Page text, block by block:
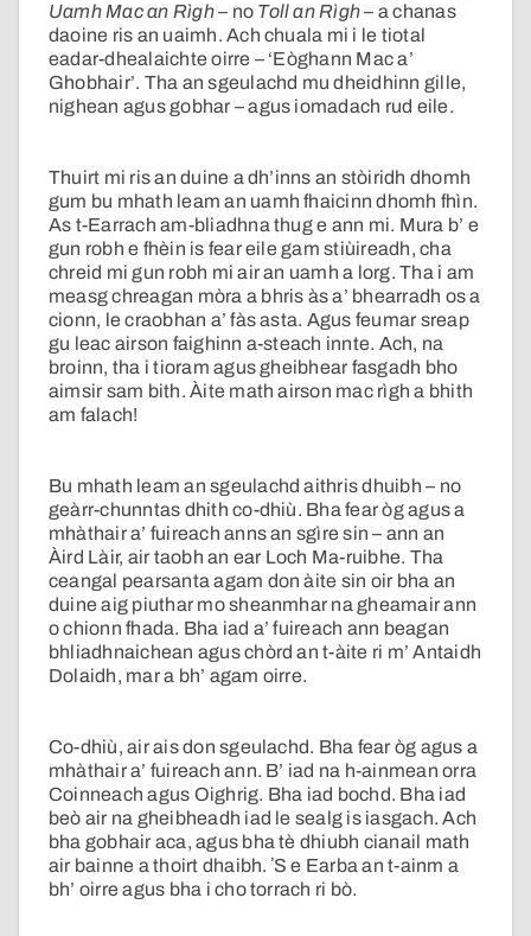
Uamh Mac an Rìgh– no Toll an Rìgh– a chanas
daoine ris an uaimh. Ach chuala mi i le tiotal
eadar-dhealaichte oirre – ‘Eòghann Mac a’
Ghobhair’. Tha an sgeulachd mu dheidhinn gille,
nighean agus gobhar – agus iomadach rud eile.
Thuirt mi ris an duine a dh’inns an stòiridh dhomh
gum bu mhath leam an uamh fhaicinn dhomh fhìn.
As t-Earrach am-bliadhna thug e ann mi. Mura b’ e
gun robh e fhèin is fear eile gam stiùireadh, cha
chreid mi gun robh mi air an uamh a lorg. Tha i am
measg chreagan mòra a bhris às a’ bhearradh os a
cionn, le craobhan a’ fàs asta. Agus feumar sreap
gu leac airson faighinn a-steach innte. Ach, na
broinn, tha i tioram agus gheibhear fasgadh bho
aimsir sam bith. Àite math airson mac rìgh a bhith
am falach!
Bu mhath leam an sgeulachd aithris dhuibh – no
geàrr-chunntas dhith co-dhiù. Bha fear òg agus a
mhàthair a’ fuireach anns an sgìre sin – ann an
Àird Làir, air taobh an ear Loch Ma-ruibhe. Tha
ceangal pearsanta agam don àite sin oir bha an
duine aig piuthar mo sheanmhar na gheamair ann
o chionn fhada. Bha iad a’ fuireach ann beagan
bhliadhnaichean agus chòrd an t-àite ri m’ Antaidh
Dolaidh, mar a bh’ agam oirre.
Co-dhiù, air ais don sgeulachd. Bha fear òg agus a
mhàthair a’ fuireach ann. B’ iad na h-ainmean orra
Coinneach agus Oighrig. Bha iad bochd. Bha iad
beò air na gheibheadh iad le sealg is iasgach. Ach
bha gobhair aca, agus bha tè dhiubh cianail math
air bainne a thoirt dhaibh. ʼS e Earba an t-ainm a
bh’ oirre agus bha i cho torrach ri bò.